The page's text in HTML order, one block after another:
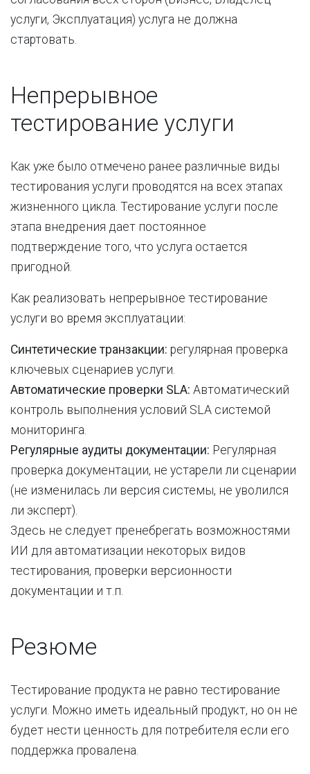
услуги, Эксплуатация) услуга не должна
стартовать.
Непрерывное
тестирование услуги
Как уже было отмечено ранее различные виды
тестирования услуги проводятся на всех этапах
жизненного цикла. Тестирование услуги после
этапа внедрения дает постоянное
подтверждение того, что услуга остается
пригодной.
Как реализовать непрерывное тестирование
услуги во время эксплуатации:
Синтетические транзакции: регулярная проверка
ключевых сценариев услуги.
Автоматические проверки SLA: Автоматический
контроль выполнения условий SLA системой
мониторинга.
Регулярные аудиты документации: Регулярная
проверка документации, не устарели ли сценарии
(не изменилась ли версия системы, не уволился
ли эксперт).
Здесь не следует пренебрегать возможностями
ИИ для автоматизации некоторых видов
тестирования, проверки версионности
документации и т.п.
Резюме
Тестирование продукта не равно тестирование
услуги. Можно иметь идеальный продукт, но он не
будет нести ценность для потребителя если его
поддержка провалена.